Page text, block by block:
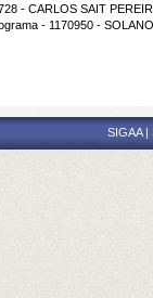
- CARLOS SAIT
- 1170950 -
SIGAA |